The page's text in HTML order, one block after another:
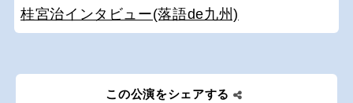
桂宮治インタビュー(落語de九州)
この公演をシェアする